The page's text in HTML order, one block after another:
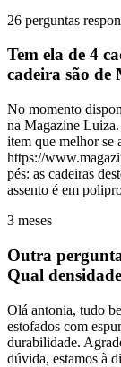
26 perguntas
Tem ela de 4
cadeira são
No momento
na Magazine
item que melhor se
https://
pés: as cadeiras
assento é em
3 meses
Outra
Qual
Olá antonia, tudo
estofados com
durabilidade.
dúvida, estamos à